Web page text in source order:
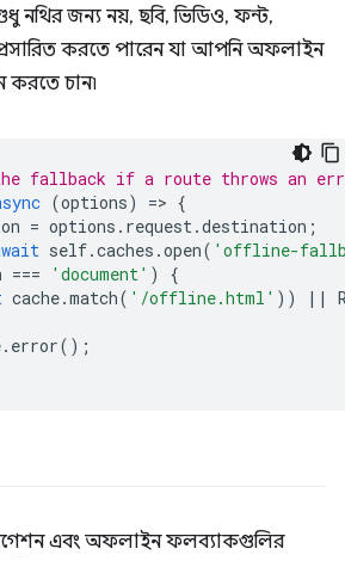
নথির জন্য নয়, ছবি, ভিডিও, ফন্ট,
করতে পারেন যা আপনি অফলাইন
করতে চান৷
fallback if a route throws an
(options) => {
= options . request.destination ;
self.caches .open( 'offline-
=== 'document' )
{
cache.match( '/offline.html' )) ||
. error();
এবং অফলাইন ফলব্যাকগুলির